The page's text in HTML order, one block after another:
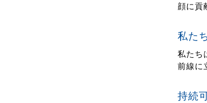
顔に貢
私た
私たち
前線に
持続